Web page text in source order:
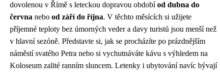
dovolenou v Římě s leteckou dopravou obdobíod dubna do
června nebo od září do října. V těchto měsících si užijete
příjemné teploty bez úmorných veder a davy turistů jsou menší než
v hlavní sezóně. Představte si, jak se procházíte po prázdnějším
náměstí svatého Petra nebo si vychutnáváte kávu s výhledem na
Koloseum zalité ranním sluncem. Letenky i ubytování navíc bývají